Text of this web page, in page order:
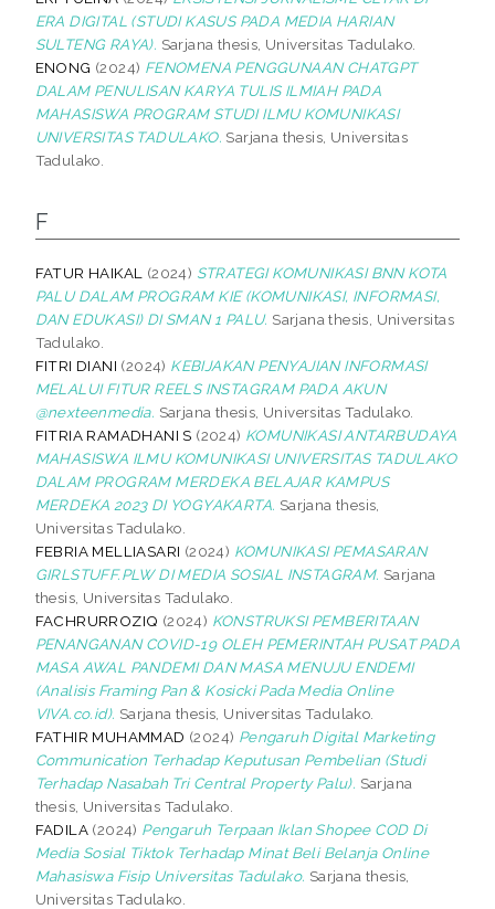
ERA DIGITAL (STUDI KASUS PADA MEDIA HARIAN
SULTENG RAYA). Sarjana thesis, Universitas Tadulako.
ENONG (2024) FENOMENA PENGGUNAAN CHATGPT
DALAM PENULISAN KARYA TULIS ILMIAH PADA
MAHASISWA PROGRAM STUDI ILMU KOMUNIKASI
UNIVERSITAS TADULAKO. Sarjana thesis, Universitas
Tadulako.
F
FATUR HAIKAL (2024) STRATEGI KOMUNIKASI BNN KOTA
PALU DALAM PROGRAM KIE (KOMUNIKASI, INFORMASI,
DAN EDUKASI) DI SMAN 1 PALU. Sarjana thesis, Universitas
Tadulako.
FITRI DIANI (2024) KEBIJAKAN PENYAJIAN INFORMASI
MELALUI FITUR REELS INSTAGRAM PADA AKUN
@nexteenmedia. Sarjana thesis, Universitas Tadulako.
FITRIA RAMADHANI S (2024) KOMUNIKASI ANTARBUDAYA
MAHASISWA ILMU KOMUNIKASI UNIVERSITAS TADULAKO
DALAM PROGRAM MERDEKA BELAJAR KAMPUS
MERDEKA 2023 DI YOGYAKARTA. Sarjana thesis,
Universitas Tadulako.
FEBRIA MELLIASARI (2024) KOMUNIKASI PEMASARAN
GIRLSTUFF.PLW DI MEDIA SOSIAL INSTAGRAM. Sarjana
thesis, Universitas Tadulako.
FACHRURROZIQ (2024) KONSTRUKSI PEMBERITAAN
PENANGANAN COVID-19 OLEH PEMERINTAH PUSAT PADA
MASA AWAL PANDEMI DAN MASA MENUJU ENDEMI
(Analisis Framing Pan & Kosicki Pada Media Online
VIVA.co.id). Sarjana thesis, Universitas Tadulako.
FATHIR MUHAMMAD (2024) Pengaruh Digital Marketing
Communication Terhadap Keputusan Pembelian (Studi
Terhadap Nasabah Tri Central Property Palu). Sarjana
thesis, Universitas Tadulako.
FADILA (2024) Pengaruh Terpaan Iklan Shopee COD Di
Media Sosial Tiktok Terhadap Minat Beli Belanja Online
Mahasiswa Fisip Universitas Tadulako. Sarjana thesis,
Universitas Tadulako.